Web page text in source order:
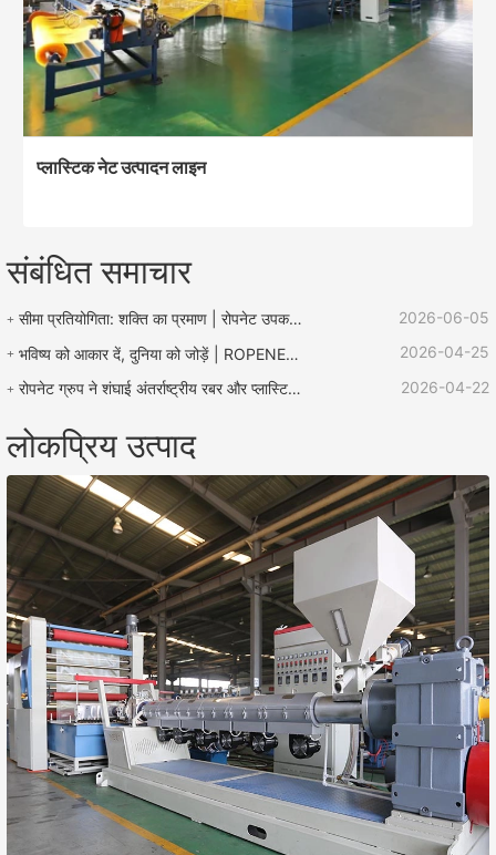
प्लास्टिक नेट उत्पादन लाइन
संबंधित समाचार
सीमा प्रतियोगिता: शक्ति का प्रमाण | रोपनेट उपकरण "लू झेन बचाव कप" रस्सी प्रतियोगिता का समर्थन करता है
2026-06-05
भविष्य को आकार दें, दुनिया को जोड़ें | ROPENET 2026 अंतर्राष्ट्रीय प्लास्टिक और रबर प्रदर्शनी का समापन हुआ!
2026-04-25
रोपनेट ग्रुप ने शंघाई अंतर्राष्ट्रीय रबर और प्लास्टिक प्रदर्शनी में उत्कृष्ट प्रदर्शन किया और वैश्विक कारोबार विस्तार के लिए कई अवसरों के साथ लौटा।
2026-04-22
लोकप्रिय उत्पाद